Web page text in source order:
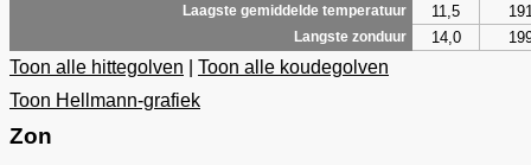
Laagste gemiddelde temperatuur 11,5
Langste zonduur 14,0
Toon alle hittegolven
Toon alle koudegolven
Toon Hellmann-grafiek
Zon